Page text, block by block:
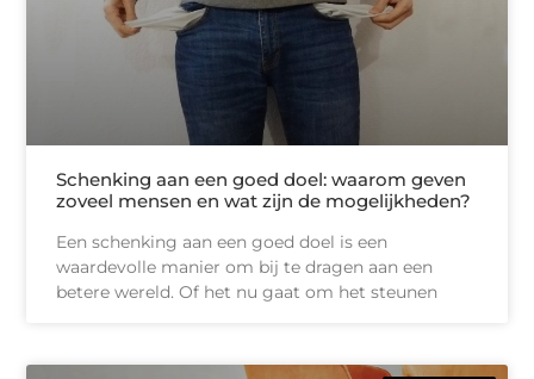
Schenking aan een goed doel: waarom geven
zoveel mensen en wat zijn de mogelijkheden?
Een schenking aan een goed doel is een
waardevolle manier om bij te dragen aan een
betere wereld. Of het nu gaat om het steunen